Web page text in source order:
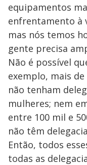
equipamentos
enfrentamento à
mas nós temos
gente precisa
Não é possível
exemplo, mais
não tenham
mulheres; nem
entre 100 mil e
não têm
Então, todos
todas as